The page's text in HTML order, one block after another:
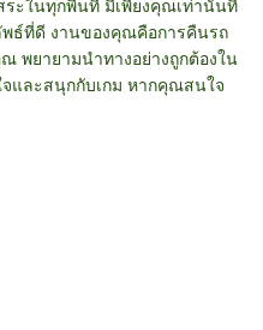
ระในทุกพื้นที่ มีเพียงคุณเท่านั้นที่
พธ์ที่ดี งานของคุณคือการคืนรถ
พยายามนำทางอย่างถูกต้องใน
และสนุกกับเกม หากคุณสนใจ